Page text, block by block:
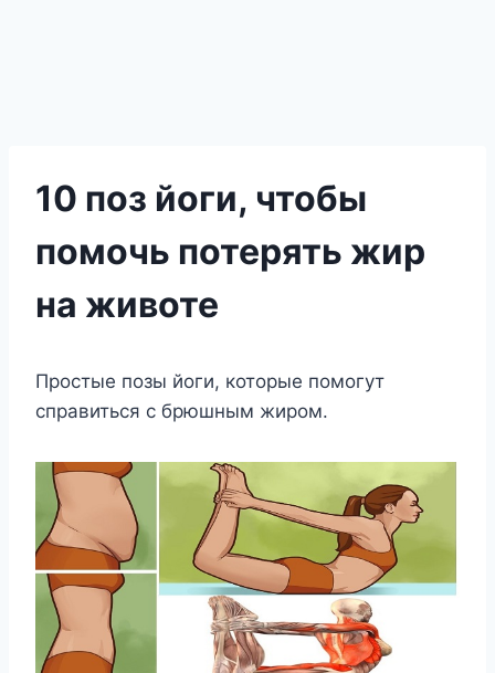
10 поз йоги, чтобы
помочь потерять жир
на животе
Простые позы йоги, которые помогут
справиться с брюшным жиром.